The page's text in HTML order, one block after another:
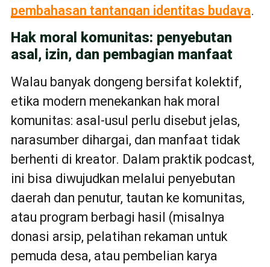
pembahasan tantangan identitas budaya.
Hak moral komunitas: penyebutan
asal, izin, dan pembagian manfaat
Walau banyak dongeng bersifat kolektif,
etika modern menekankan hak moral
komunitas: asal-usul perlu disebut jelas,
narasumber dihargai, dan manfaat tidak
berhenti di kreator. Dalam praktik podcast,
ini bisa diwujudkan melalui penyebutan
daerah dan penutur, tautan ke komunitas,
atau program berbagi hasil (misalnya
donasi arsip, pelatihan rekaman untuk
pemuda desa, atau pembelian karya